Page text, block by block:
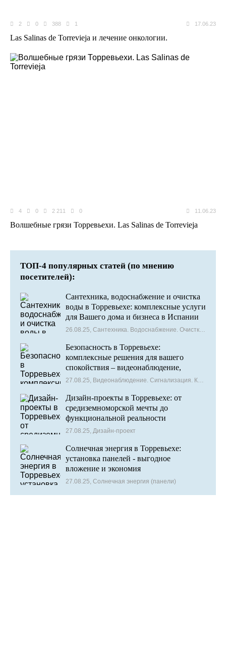
2 0 388 1 17.06.23
Las Salinas de Torrevieja и лечение онкологии.
4 0 2 211 0 11.06.23
Волшебные грязи Торревьехи. Las Salinas de Torrevieja
ТОП-4 популярных статей (по мнению
посетителей):
Сантехника, водоснабжение и очистка
воды в Торревьехе: комплексные услуги
для Вашего дома и бизнеса в Испании
Безопасность в Торревьехе:
комплексные решения для вашего
спокойствия – видеонаблюдение,
сигнализация и контроль доступа
Дизайн-проекты в Торревьехе: от
средиземноморской мечты до
функциональной реальности
27.08.25, Дизайн-проект
Солнечная энергия в Торревьехе:
установка панелей - выгодное
вложение и экономия
27.08.25, Солнечная энергия (панели)